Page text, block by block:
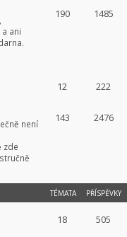
ani
190 1485
12 222
není
zde
143 2476
TÉMATA PŘÍSPĚVKY
18 505